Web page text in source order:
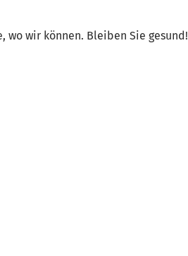
wir können. Bleiben Sie gesund!